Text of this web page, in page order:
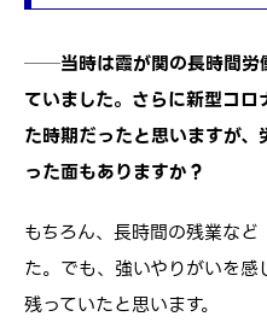
──当時は霞が関の長時間労
ていました。さらに新型コ
た時期だったと思いますが
った面もありますか？
もちろん、長時間の残業な
た。でも、強いやりがいを
残っていたと思います。